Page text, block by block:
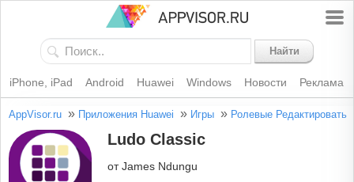
Найти
iPhone, iPad Android Huawei Windows Новости Реклама
AppVisor.ru » Приложения Huawei » Игры » Ролевые Редактировать
Ludo Classic
от James Ndungu